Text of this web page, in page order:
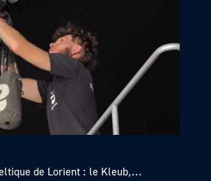
de Lorient : le Kleub,...